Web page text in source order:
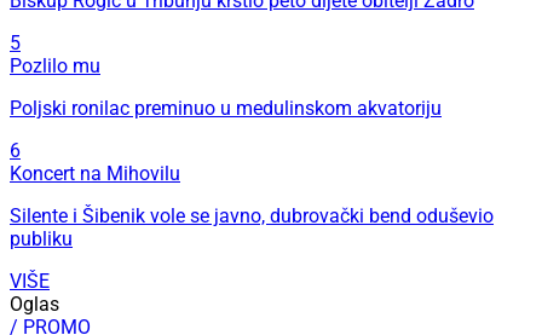
5
Pozlilo mu
Poljski ronilac preminuo u medulinskom akvatoriju
6
Koncert na Mihovilu
Silente i Šibenik vole se javno, dubrovački bend oduševio
publiku
VIŠE
Oglas
/ PROMO